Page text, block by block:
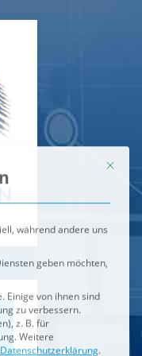
IM BRENNPUNKT
während andere uns
geben möchten,
zu verbessern.
z. B. für
Weitere
erteilt werden
Externe Medien